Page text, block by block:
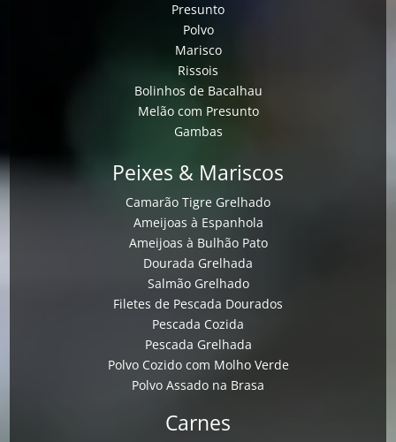
Presunto
Polvo
Marisco
Rissois
Bolinhos de Bacalhau
Melão com Presunto
Gambas
Peixes & Mariscos
Camarão Tigre Grelhado
Ameijoas à Espanhola
Ameijoas à Bulhão Pato
Dourada Grelhada
Salmão Grelhado
Filetes de Pescada Dourados
Pescada Cozida
Pescada Grelhada
Polvo Cozido com Molho Verde
Polvo Assado na Brasa
Carnes